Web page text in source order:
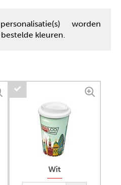
worden
kleuren.
Wit